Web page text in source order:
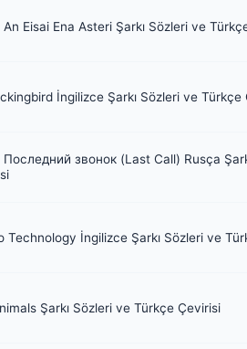
Eisai Ena Asteri Şarkı Sözleri ve
İngilizce Şarkı Sözleri ve Türkçe
звонок (Last Call) Rusça
Technology İngilizce Şarkı Sözleri ve
Şarkı Sözleri ve Türkçe Çevirisi